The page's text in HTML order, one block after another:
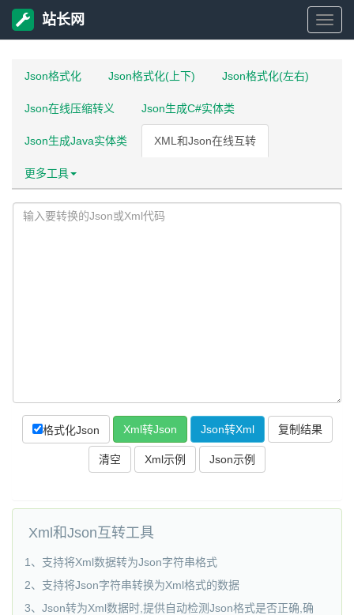
站
站长网
Json格式化 Json格式化(上下) Json格式化(左右)
Json在线压缩转义 Json生成C#实体类
Json生成Java实体类 XML和Json在线互转
更多工具
格式化Json 复制结果
Xml和Json互转工具
1、支持将Xml数据转为Json字符串格式
2、支持将Json字符串转换为Xml格式的数据
3、Json转为Xml数据时,提供自动检测Json格式是否正确,确